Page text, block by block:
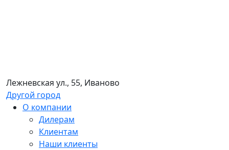
Лежневская ул., 55, Иваново
Другой город
О компании
Дилерам
Клиентам
Наши клиенты